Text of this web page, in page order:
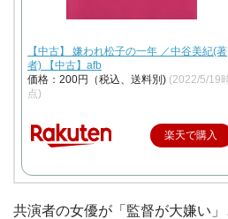
【中古】 嫌われ松子の一年 ／中谷美紀(著
者) 【中古】afb
価格：200円（税込、送料別) (2022/5/19
点)
楽天で購入
共演者の女優が「監督が大嫌い